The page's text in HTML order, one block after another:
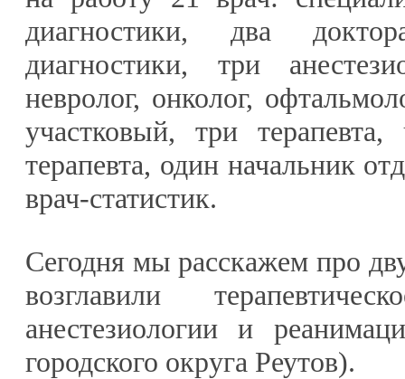
диагностики, два
диагностики, три
невролог, онколог,
участковый, три терапевта,
терапевта, один начальник
врач-статистик.
Сегодня мы расскажем про
возглавили
анестезиологии и
городского округа Реутов).